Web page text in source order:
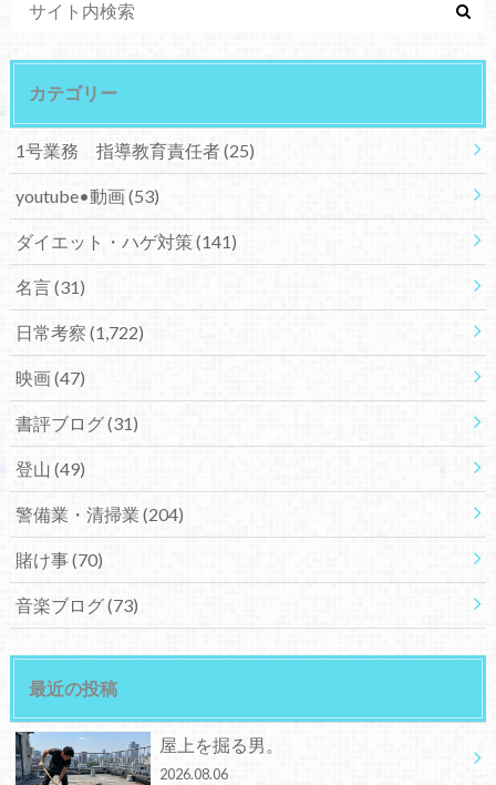
カテゴリー
1号業務 指導教育責任者(25)
youtube•動画(53)
ダイエット・ハゲ対策(141)
名言(31)
日常考察 (1,722)
映画(47)
書評ブログ(31)
登山 (49)
警備業・清掃業 (204)
賭け事(70)
音楽ブログ(73)
最近の投稿
屋上を掘る男。
2026.08.06